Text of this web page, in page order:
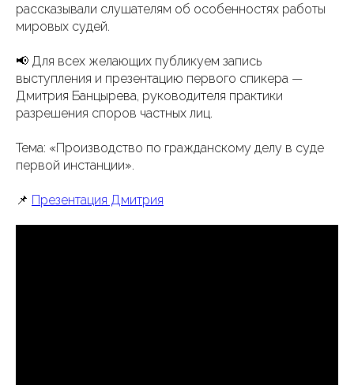
рассказывали слушателям об особенностях работы
мировых судей.
📢 Для всех желающих публикуем запись
выступления и презентацию первого спикера —
Дмитрия Банцырева, руководителя практики
разрешения споров частных лиц.
Тема: «Производство по гражданскому делу в суде
первой инстанции».
📌 Презентация Дмитрия